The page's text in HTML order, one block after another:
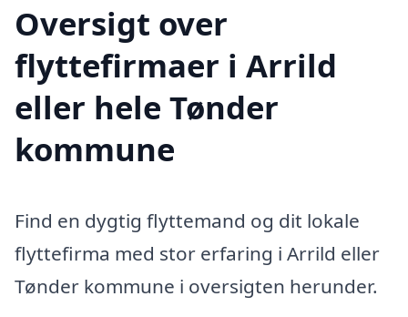
Oversigt over
flyttefirmaer i Arrild
eller hele Tønder
kommune
Find en dygtig flyttemand og dit lokale
flyttefirma med stor erfaring i Arrild eller
Tønder kommune i oversigten herunder.